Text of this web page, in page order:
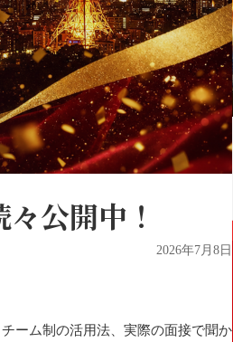
公開中！
2026年7月8日
ーム制の活用法、実際の面接で聞か